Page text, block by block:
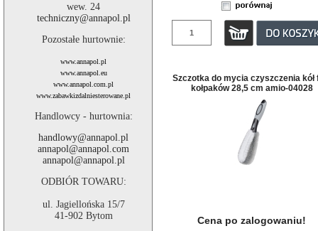
wew. 24
techniczny@annapol.pl
Pozostałe hurtownie:
www.annapol.pl
www.annapol.eu
www.annapol.com.pl
www.zabawkizdalniesterowane.pl
Handlowcy - hurtownia:
handlowy@annapol.pl
annapol@annapol.com
annapol@annapol.pl
ODBIÓR TOWARU:
ul. Jagiellońska 15/7
41-902 Bytom
Szczotka do mycia czyszczenia kół
kołpaków 28,5 cm amio-04028
Cena po zalogowaniu!